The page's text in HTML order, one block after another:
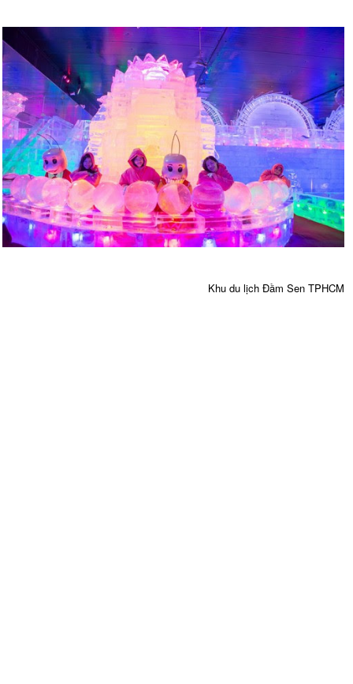
Khu du lịch Đầm Sen TPHCM